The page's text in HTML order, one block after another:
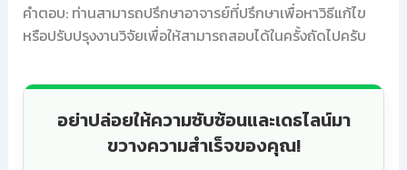
คำตอบ: ท่านสามารถปรึกษาอาจารย์ที่ปรึกษาเพื่อหาวิธีแก้ไข
หรือปรับปรุงงานวิจัยเพื่อให้สามารถสอบได้ในครั้งถัดไปครับ
อย่าปล่อยให้ความซับซ้อนและเดธไลน์มา
ขวางความสำเร็จของคุณ!